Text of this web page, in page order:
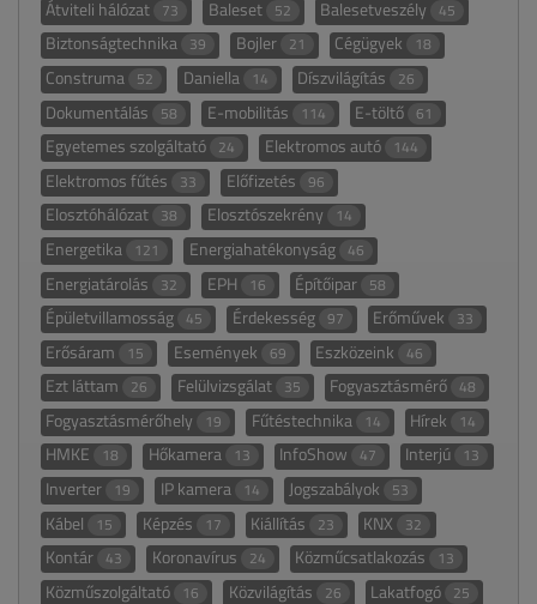
Átviteli hálózat 73 Baleset 52 Balesetveszély 45
Biztonságtechnika 39 Bojler 21 Cégügyek 18
Construma 52 Daniella 14 Díszvilágítás 26
Dokumentálás 58 E-mobilitás 114 E-töltő 61
Egyetemes szolgáltató 24 Elektromos autó 144
Elektromos fűtés 33 Előfizetés 96
Elosztóhálózat 38 Elosztószekrény 14
Energetika 121 Energiahatékonyság 46
Energiatárolás 32 EPH 16 Építőipar 58
Épületvillamosság 45 Érdekesség 97 Erőművek 33
Erősáram 15 Események 69 Eszközeink 46
Ezt láttam 26 Felülvizsgálat 35 Fogyasztásmérő 48
Fogyasztásmérőhely 19 Fűtéstechnika 14 Hírek 14
HMKE 18 Hőkamera 13 InfoShow 47 Interjú 13
Inverter 19 IP kamera 14 Jogszabályok 53
Kábel 15 Képzés 17 Kiállítás 23 KNX 32
Kontár 43 Koronavírus 24 Közműcsatlakozás 13
Közműszolgáltató 16 Közvilágítás 26 Lakatfogó 25